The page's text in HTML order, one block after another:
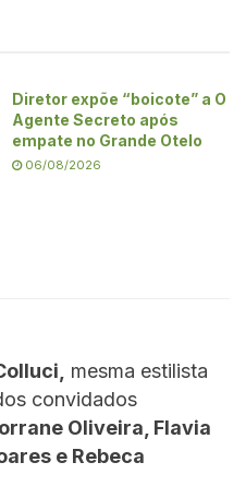
Diretor expõe “boicote” a O
Agente Secreto após
empate no Grande Otelo
06/08/2026
mesma estilista
convidados
Oliveira, Flavia
e Rebeca